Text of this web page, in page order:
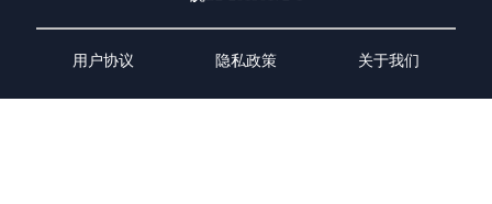
用户协议 隐私政策 关于我们